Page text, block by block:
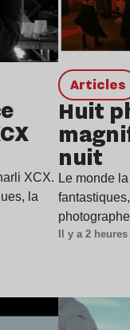
XCX.
la
Articles
Huit
nuit
Le monde
et…
Il y a 2 heures